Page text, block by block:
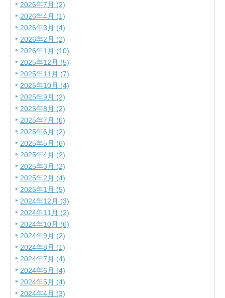
2026年7月 (2)
2026年4月 (1)
2026年3月 (4)
2026年2月 (2)
2026年1月 (10)
2025年12月 (5)
2025年11月 (7)
2025年10月 (4)
2025年9月 (2)
2025年8月 (2)
2025年7月 (6)
2025年6月 (2)
2025年5月 (6)
2025年4月 (2)
2025年3月 (2)
2025年2月 (4)
2025年1月 (5)
2024年12月 (3)
2024年11月 (2)
2024年10月 (6)
2024年9月 (2)
2024年8月 (1)
2024年7月 (4)
2024年6月 (4)
2024年5月 (4)
2024年4月 (3)